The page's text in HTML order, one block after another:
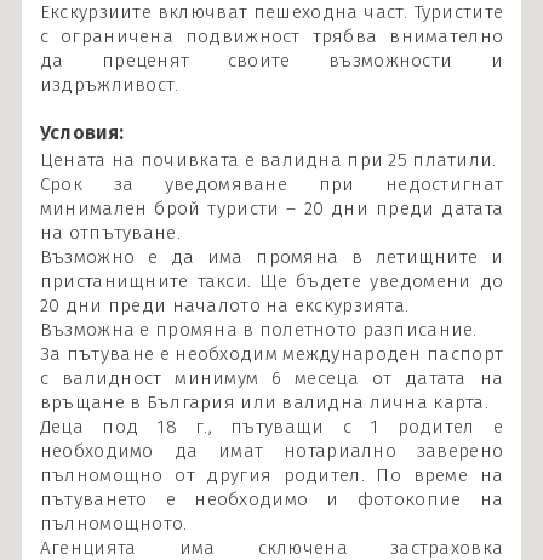
Екскурзиите включват пешеходна част. Туристите
с ограничена подвижност трябва внимателно
да преценят своите възможности и
издръжливост.
Условия:
Цената на почивката е валидна при 25 платили.
Срок за уведомяване при недостигнат
минимален брой туристи – 20 дни преди датата
на отпътуване.
Възможно е да има промяна в летищните и
пристанищните такси. Ще бъдете уведомени до
20 дни преди началото на екскурзията.
Възможна е промяна в полетното разписание.
За пътуване е необходим международен паспорт
с валидност минимум 6 месеца от датата на
връщане в България или валидна лична карта.
Деца под 18 г., пътуващи с 1 родител е
необходимо да имат нотариално заверено
пълномощно от другия родител. По време на
пътуването е необходимо и фотокопие на
пълномощното.
Агенцията има сключена застраховка